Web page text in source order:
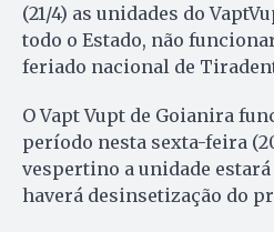
(21/4) as unidades do
todo o Estado, não
feriado nacional de
O Vapt Vupt de Goianira
período nesta sexta-feira
vespertino a unidade
haverá desinsetização do